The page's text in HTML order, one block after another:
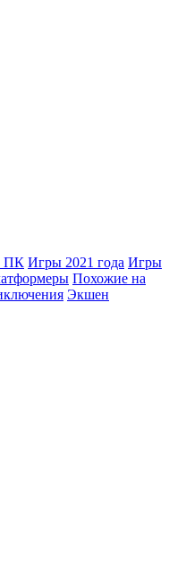
ПК Игры 2021 года Игры
Похожие на
Экшен